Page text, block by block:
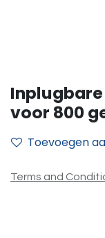
voor 800
Toevoegen
Terms and